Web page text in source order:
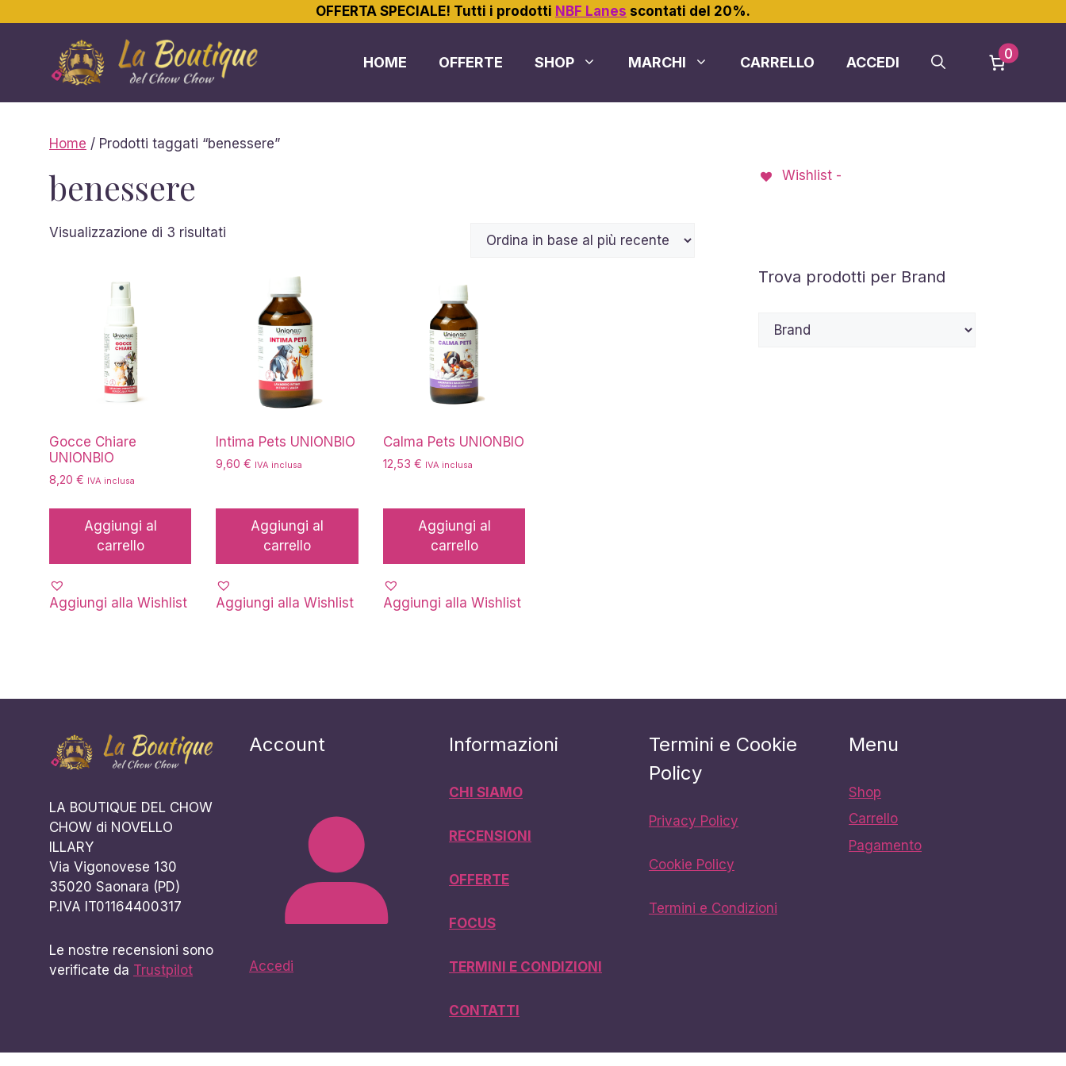
OFFERTA SPECIALE! Tutti i prodotti NBF Lanes scontati del 20%.
contenuto
HOME OFFERTE SHOP MARCHI CARRELLO ACCEDI
0
Home / Prodotti taggati “benessere”
benessere
Visualizzazione di 3 risultati
recente
Gocce Chiare
UNIONBIO
8,20 € IVA inclusa
Aggiungi al
carrello
Aggiungi alla Wishlist
Intima Pets UNIONBIO
9,60€ IVA inclusa
Aggiungi al
carrello
Aggiungi alla Wishlist
Calma Pets UNIONBIO
12,53 € IVA inclusa
Aggiungi al
carrello
Aggiungi alla Wishlist
Wishlist -
Trova prodotti per Brand
LA BOUTIQUE DEL CHOW
CHOW di NOVELLO
ILLARY
Via Vigonovese 130
35020 Saonara (PD)
P.IVA IT01164400317
Le nostre recensioni sono
verificate da Trustpilot
Account
Accedi
Informazioni
CHI SIAMO
RECENSIONI
OFFERTE
FOCUS
TERMINI E CONDIZIONI
CONTATTI
Termini e Cookie
Policy
Privacy Policy
Cookie Policy
Termini e Condizioni
Menu
Shop
Carrello
Pagamento